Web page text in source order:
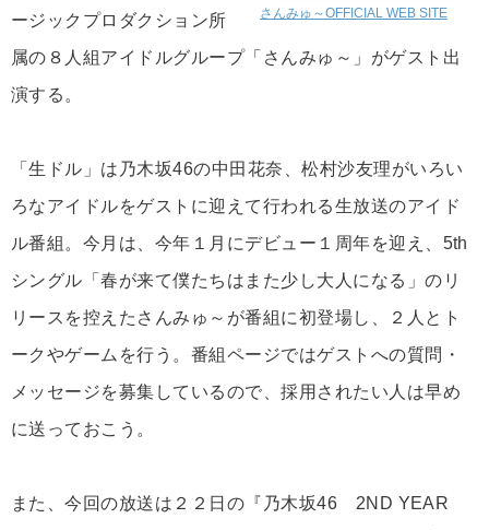
さんみゅ～OFFICIAL WEB SITE
ージックプロダクション所
属の８人組アイドルグループ「さんみゅ～」がゲスト出
演する。
「生ドル」は乃木坂46の中田花奈、松村沙友理がいろい
ろなアイドルをゲストに迎えて行われる生放送のアイド
ル番組。今月は、今年１月にデビュー１周年を迎え、5th
シングル「春が来て僕たちはまた少し大人になる」のリ
リースを控えたさんみゅ～が番組に初登場し、２人とト
ークやゲームを行う。番組ページではゲストへの質問・
メッセージを募集しているので、採用されたい人は早め
に送っておこう。
また、今回の放送は２２日の『乃木坂46 2ND YEAR